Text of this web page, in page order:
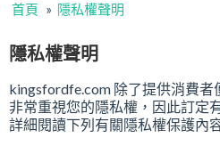
嬰兒產品
Cura Connect
最新推廣優惠
樂齡科技產品
首頁 » 隱私權聲明
隱私權聲明
kingsfordfe.com 除了提供消費
非常重視您的隱私權，因此訂定
詳細閱讀下列有關隱私權保護內